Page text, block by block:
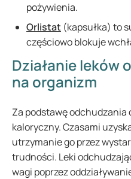
pożywienia.
Orlistat (kapsułka) to
częściowo blokuje
Działanie leków
na organizm
Za podstawę
kaloryczny. Czasami
utrzymanie go przez
trudności. Leki
wagi poprzez